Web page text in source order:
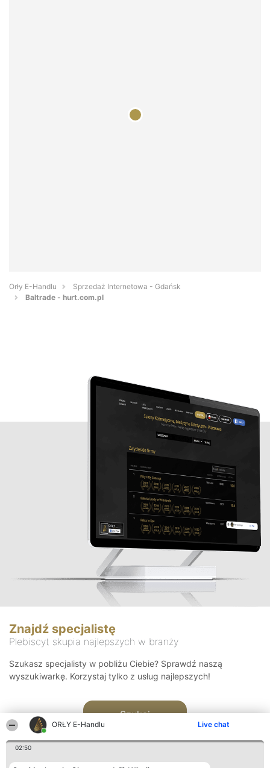
ORŁY E-Handlu Live chat
02:50
Orły E-Handlu
Sprzedaż Internetowa - Gdańsk
Baltrade - hurt.com.pl
Znajdź specjalistę
Plebiscyt skupia najlepszych w branży
Szukasz specjalisty w pobliżu Ciebie? Sprawdź naszą
wyszukiwarkę. Korzystaj tylko z usług najlepszych!
Szukaj